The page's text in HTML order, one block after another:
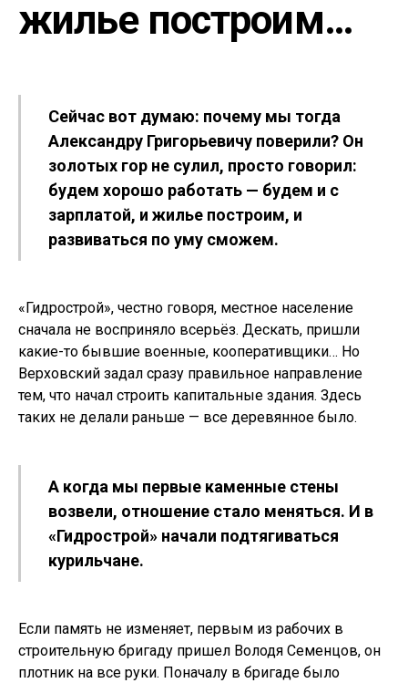
жилье построим…
Сейчас вот думаю: почему мы тогда
Александру Григорьевичу поверили? Он
золотых гор не сулил, просто говорил:
будем хорошо работать — будем и с
зарплатой, и жилье построим, и
развиваться по уму сможем.
«Гидрострой», честно говоря, местное население
сначала не восприняло всерьёз. Дескать, пришли
какие-то бывшие военные, кооперативщики… Но
Верховский задал сразу правильное направление
тем, что начал строить капитальные здания. Здесь
таких не делали раньше — все деревянное было.
А когда мы первые каменные стены
возвели, отношение стало меняться. И в
«Гидрострой» начали подтягиваться
курильчане.
Если память не изменяет, первым из рабочих в
строительную бригаду пришел Володя Семенцов, он
плотник на все руки. Поначалу в бригаде было